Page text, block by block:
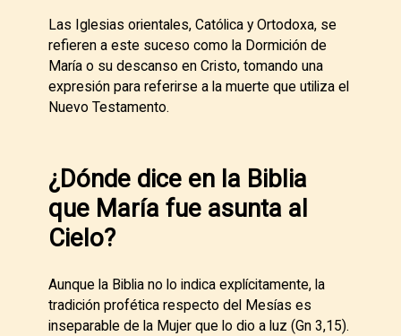
Las Iglesias orientales, Católica y Ortodoxa, se
refieren a este suceso como la Dormición de
María o su descanso en Cristo, tomando una
expresión para referirse a la muerte que utiliza el
Nuevo Testamento.
¿Dónde dice en la Biblia
que María fue asunta al
Cielo?
Aunque la Biblia no lo indica explícitamente, la
tradición profética respecto del Mesías es
inseparable de la Mujer que lo dio a luz (Gn 3,15).